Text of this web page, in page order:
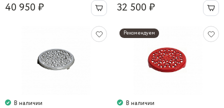
40 950 ₽ 32 500 ₽
В наличии
Рекомендуем
В наличии